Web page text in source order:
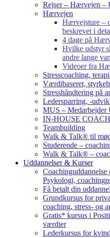
Rejser – Hærvejen –
Hærvejen
Hærvejsture –
beskrevet i
4 dage på
Hvilke udstyr
andre lange
Videoer fra
Stresscoaching,
Værdibaseret,
Stresshåndtering på
Ledersparring, -
MUS – Medarbejder
IN-HOUSE
Teambuilding
Walk & Talk® til
Studerende –
Walk & Talk® –
Uddannelser & Kurser
Psykologi,
Få betalt din
Grundkursus for
coaching, stress- og
Gratis* kursus i
værdier
Lederkursus for